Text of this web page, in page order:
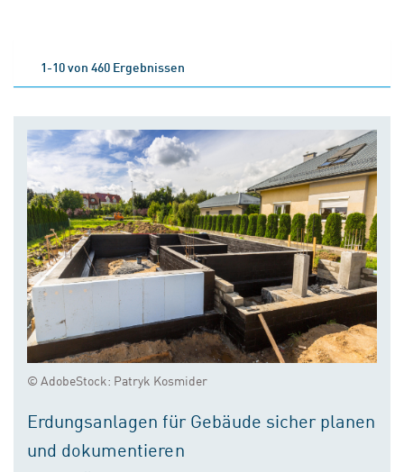
1-10 von 460 Ergebnissen
© AdobeStock: Patryk Kosmider
Erdungsanlagen für Gebäude sicher planen
und dokumentieren